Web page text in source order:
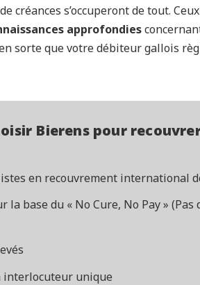
créances s’occuperont de tout.
approfondies
sorte que votre débiteur gallois
Bierens pour
en recouvrement international
la base du « No Cure, No Pay »
interlocuteur unique